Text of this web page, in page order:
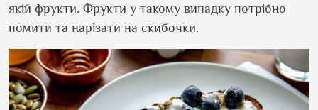
якій фрукти. Фрукти у такому випадку потрібно
помити та нарізати на скибочки.